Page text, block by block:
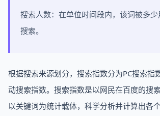
搜索人数：在单位时间段内，该词被多
搜索。
根据搜索来源划分，搜索指数分为PC搜索指
动搜索指数。搜索指数是以网民在百度的搜
以关键词为统计载体，科学分析并计算出各